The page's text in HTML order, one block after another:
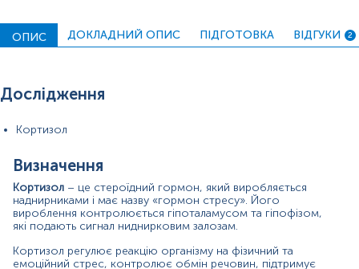
Стабільно низький кортизол може викликати
виснаження організму, на що вказують такі симптоми
Для чого потрібно здавати аналіз на кортизол:
надниркової системи;
o
для диференціальної діагностики причин
o для оцінки причин хронічної втоми, астенії;
o при порушеннях менструального циклу, гірсутизмі;
o
при підозрі на гіперкортицизм (синдром Кушинга) та
ОПИС ДОКЛАДНИЙ ОПИС ПІДГОТОВКА ВІДГУКИ 2
Дослідження
Кортизол
Визначення
Кортизол – це стероїдний гормон, який виробляється
наднирниками і має назву «гормон стресу». Його
вироблення контролюється гіпоталамусом та гіпофізом,
які подають сигнал ниднирковим залозам.
Кортизол регулює реакцію організму на фізичний та
емоційний стрес, контролює обмін речовин, підтримує